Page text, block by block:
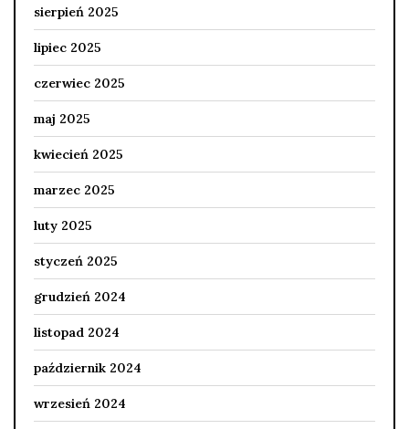
sierpień 2025
lipiec 2025
czerwiec 2025
maj 2025
kwiecień 2025
marzec 2025
luty 2025
styczeń 2025
grudzień 2024
listopad 2024
październik 2024
wrzesień 2024